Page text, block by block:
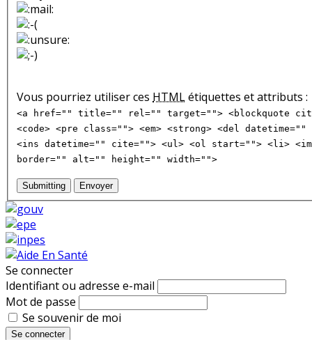
Vous pourriez utiliser ces HTMLétiquettes et attributs :
<a href="" title="" rel="" target=""> <blockquote
<code> <pre class=""> <em> <strong> <del
<ins datetime="" cite=""> <ul> <ol start=""> <li>
border="" alt="" height="" width="">
Submitting Envoyer
Se connecter
Identifiant ou adresse e-mail
Mot de passe
Se souvenir de moi
Se connecter